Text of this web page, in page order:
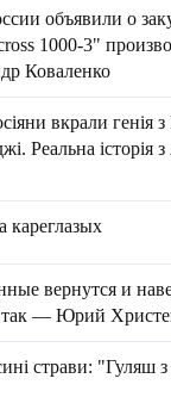
объявили о
1000-3"
Коваленко
вкрали генія
Реальна історія
кареглазых
вернутся и
так — Юрий
страви: "Гуляш